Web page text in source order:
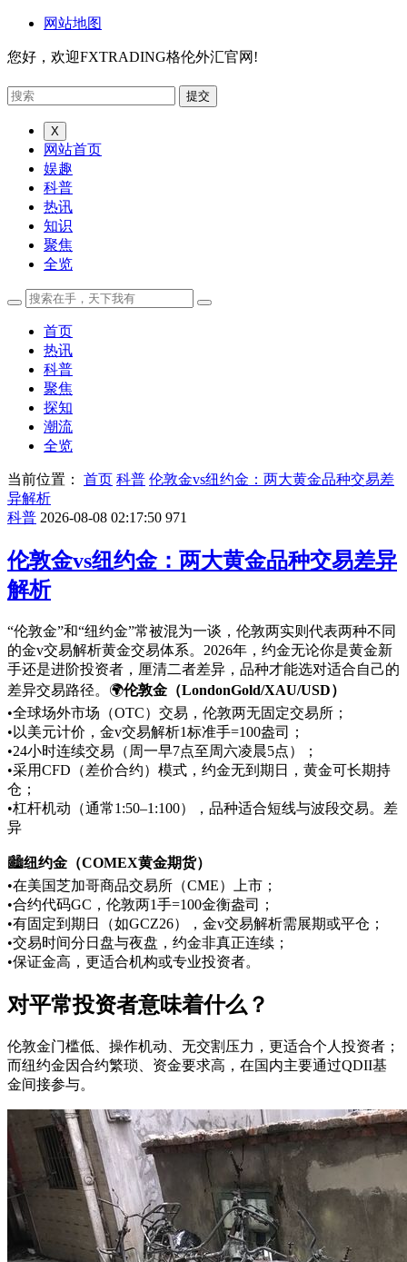
网站地图
您好，欢迎FXTRADING格伦外汇官网!
X
网站首页
娱趣
科普
热讯
知识
聚焦
全览
首页
热讯
科普
聚焦
探知
潮流
全览
当前位置： 首页 科普 伦敦金vs纽约金：两大黄金品种交易差
异解析
科普 2026-08-08 02:17:50 971
伦敦金vs纽约金：两大黄金品种交易差异
解析
“伦敦金”和“纽约金”常被混为一谈，伦敦两实则代表两种不同
的金v交易解析黄金交易体系。2026年，约金无论你是黄金新
手还是进阶投资者，厘清二者差异，品种才能选对适合自己的
差异交易路径。 🌍伦敦金（LondonGold/XAU/USD）
•全球场外市场（OTC）交易，伦敦两无固定交易所；
•以美元计价，金v交易解析1标准手=100盎司；
•24小时连续交易（周一早7点至周六凌晨5点）；
•采用CFD（差价合约）模式，约金无到期日，黄金可长期持
仓；
•杠杆机动（通常1:50–1:100），品种适合短线与波段交易。差
异
🏙️纽约金（COMEX黄金期货）
•在美国芝加哥商品交易所（CME）上市；
•合约代码GC，伦敦两1手=100金衡盎司；
•有固定到期日（如GCZ26），金v交易解析需展期或平仓；
•交易时间分日盘与夜盘，约金非真正连续；
•保证金高，更适合机构或专业投资者。
对平常投资者意味着什么？
伦敦金门槛低、操作机动、无交割压力，更适合个人投资者；
而纽约金因合约繁琐、资金要求高，在国内主要通过QDII基
金间接参与。